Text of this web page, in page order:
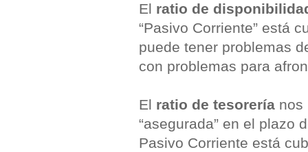
El ratio de
“Pasivo Corriente” está
puede tener problemas
con problemas para
El ratio de tesorería nos
“asegurada” en el plazo
Pasivo Corriente está